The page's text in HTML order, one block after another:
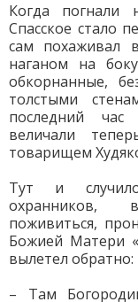
Когда погнали
Спасское стало
сам похаживал
наганом на
обкорнанные,
толстыми
последний час
величали
товарищем
Тут и
охранников,
поживиться,
Божией Матери
вылетел обратно:
– Там